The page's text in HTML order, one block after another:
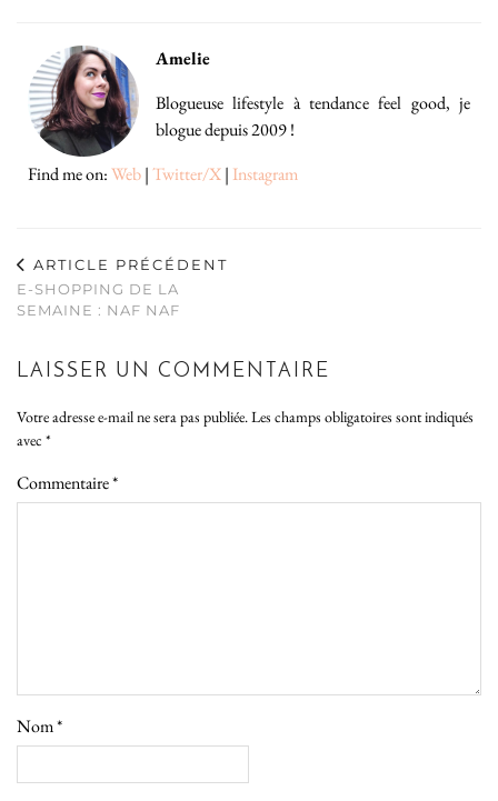
Amelie
Blogueuse lifestyle à tendance feel good, je
blogue depuis 2009 !
Find me on:Web|Twitter/X| Instagram
ARTICLE PRÉCÉDENT
E-SHOPPING DE LA
SEMAINE : NAF NAF
LAISSER UN COMMENTAIRE
Votre adresse e-mail ne sera pas publiée.Les champs obligatoires sont indiqués
avec *
Commentaire*
Nom*